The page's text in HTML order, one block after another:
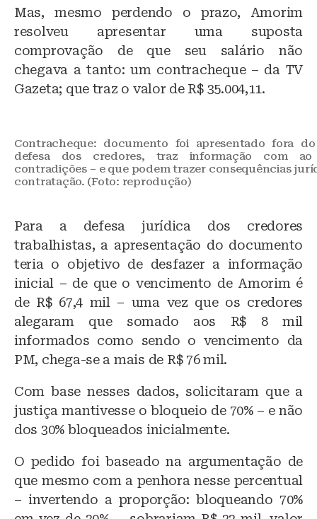
Mas, mesmo perdendo o prazo, Amorim
resolveu apresentar uma suposta
comprovação de que seu salário não
chegava a tanto: um contracheque – da TV
Gazeta; que traz o valor de R$ 35.004,11.
Contracheque: documento foi apresentado fora
defesa dos credores, traz informação com
contradições – e que podem trazer consequências
contratação. (Foto: reprodução)
Para a defesa jurídica dos credores
trabalhistas, a apresentação do documento
teria o objetivo de desfazer a informação
inicial – de que o vencimento de Amorim é
de R$ 67,4 mil – uma vez que os credores
alegaram que somado aos R$ 8 mil
informados como sendo o vencimento da
PM, chega-se a mais de R$ 76 mil.
Com base nesses dados, solicitaram que a
justiça mantivesse o bloqueio de 70% – e não
dos 30% bloqueados inicialmente.
O pedido foi baseado na argumentação de
que mesmo com a penhora nesse percentual
– invertendo a proporção: bloqueando 70%